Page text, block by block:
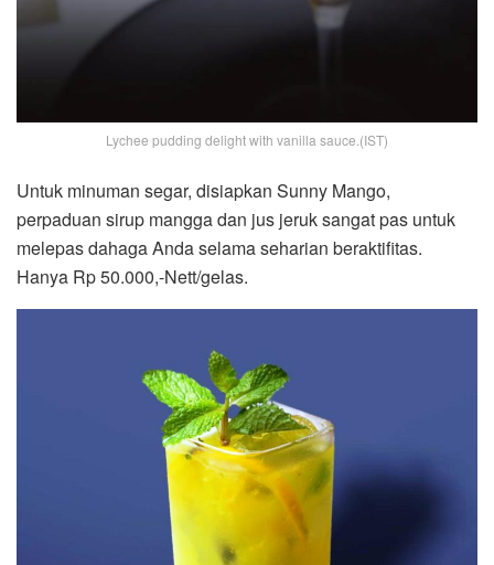
Lychee pudding delight with vanilla sauce.(IST)
Untuk minuman segar, disiapkan Sunny Mango,
perpaduan sirup mangga dan jus jeruk sangat pas untuk
melepas dahaga Anda selama seharian beraktifitas.
Hanya Rp 50.000,-Nett/gelas.